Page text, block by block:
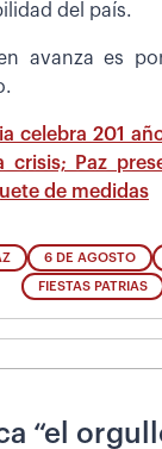
del país.
avanza es
celebra 201
crisis; Paz
de medidas
6 DE AGOSTO
FIESTAS PATRIAS
“el